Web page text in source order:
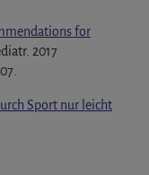
for
2017
Sport nur leicht